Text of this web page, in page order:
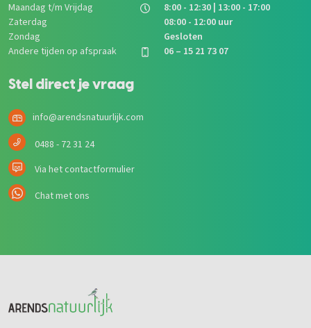
Maandag t/m Vrijdag
8:00 - 12:30 | 13:00 - 17:00
Zaterdag
08:00 - 12:00 uur
Zondag
Gesloten
Andere tijden op afspraak
06 – 15 21 73 07
Stel direct je vraag
info@arendsnatuurlijk.com
0488 - 72 31 24
Via het contactformulier
Chat met ons